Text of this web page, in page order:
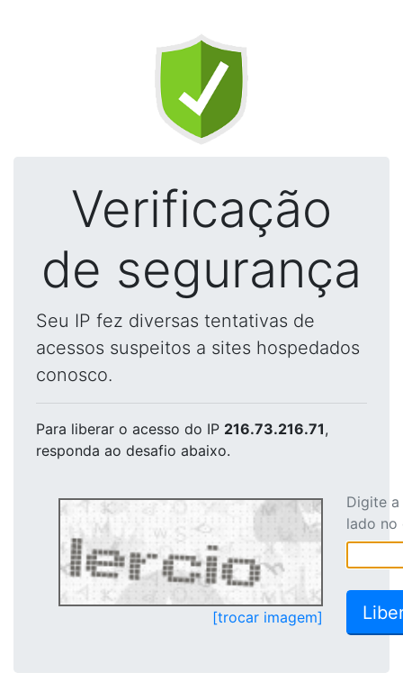
Verificação
de segurança
Seu IP fez diversas tentativas de
acessos suspeitos a sites hospedados
conosco.
Para liberar o acesso do IP 216.73.216.71,
responda ao desafio abaixo.
[trocar imagem]
Digite
lado no